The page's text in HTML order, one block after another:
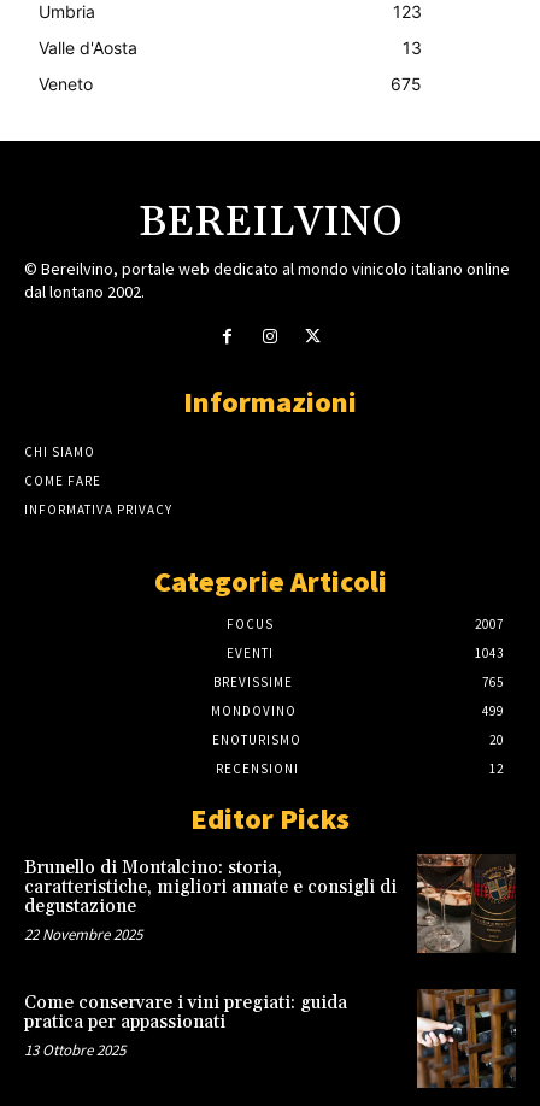
Umbria
123
Valle d'Aosta
13
Veneto
675
BEREILVINO
© Bereilvino, portale web dedicato al mondo vinicolo italiano online
dal lontano 2002.
Informazioni
CHI SIAMO
COME FARE
INFORMATIVA PRIVACY
Categorie Articoli
FOCUS
2007
EVENTI
1043
BREVISSIME
765
MONDOVINO
499
ENOTURISMO
20
RECENSIONI
12
Editor Picks
Brunello di Montalcino: storia,
caratteristiche, migliori annate e consigli di
degustazione
22 Novembre 2025
Come conservare i vini pregiati: guida
pratica per appassionati
13 Ottobre 2025